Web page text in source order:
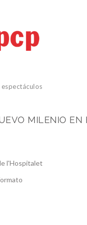
espectáculos
MILENIO
l'Hospitalet